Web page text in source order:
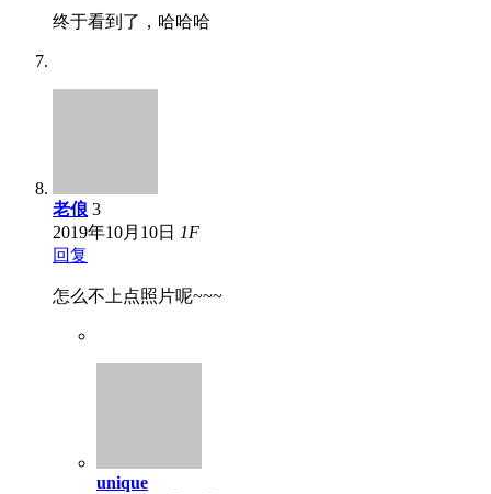
终于看到了，哈哈哈
老俍 3
2019年10月10日 1F
回复
怎么不上点照片呢~~~
unique